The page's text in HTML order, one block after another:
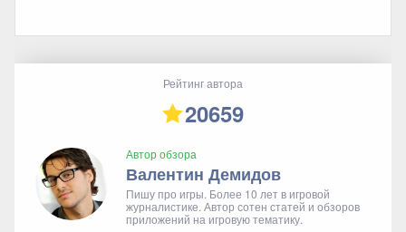
Рейтинг автора
20659
Автор обзора
Валентин Демидов
Пишу про игры. Более 10 лет в игровой
журналистике. Автор сотен статей и обзоров
приложений на игровую тематику.